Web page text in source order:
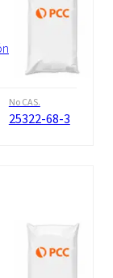
No CAS.
25322-68-3